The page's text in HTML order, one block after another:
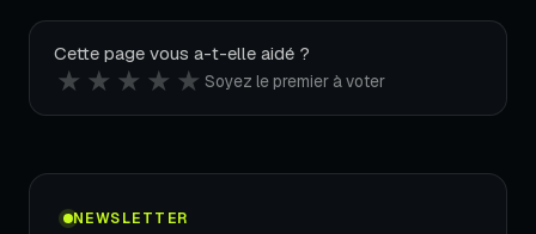
Cette page vous a-t-elle aidé ?
★ ★ ★ ★ ★ Soyez le premier à voter
NEWSLETTER